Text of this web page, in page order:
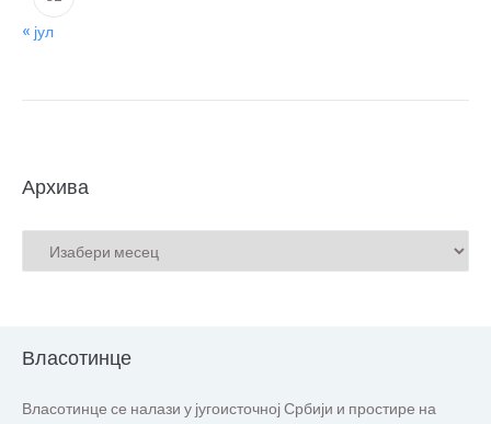
« јул
Архива
Власотинце
Власотинце се налази у југоисточној Србији и простире на